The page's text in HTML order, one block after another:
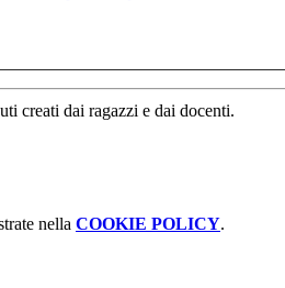
creati dai ragazzi e dai docenti.
nella COOKIE POLICY.